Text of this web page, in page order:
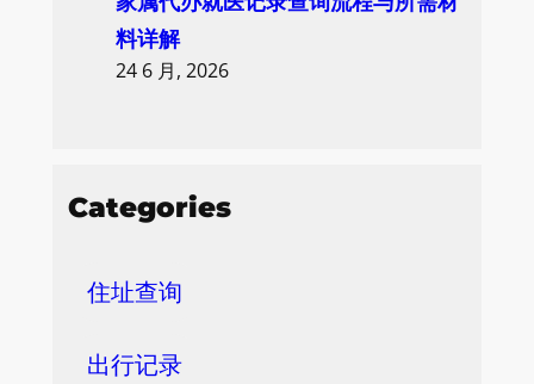
料详解
24 6 月, 2026
Categories
住址查询
出行记录